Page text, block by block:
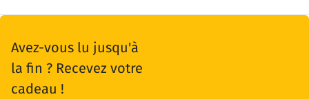
Avez-vous lu jusqu'à
la fin ? Recevez votre
cadeau !